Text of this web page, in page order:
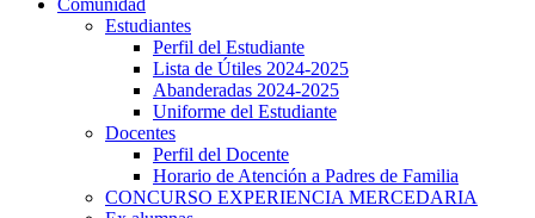
Estudiantes
Perfil del Estudiante
Lista de Útiles 2024-2025
Abanderadas 2024-2025
Uniforme del Estudiante
Docentes
Perfil del Docente
Horario de Atención a Padres de Familia
CONCURSO EXPERIENCIA MERCEDARIA